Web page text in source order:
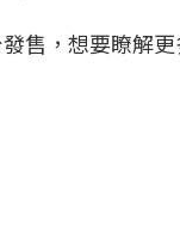
售，想要瞭解